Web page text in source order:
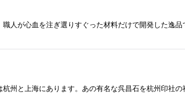
人が心血を注ぎ選りすぐった材料だけで開発した逸品
州と上海にあります。あの有名な呉昌石を杭州印社